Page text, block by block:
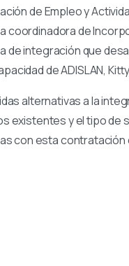
de Empleo y
de
integración que
de ADISLAN,
alternativas a la
existentes y el tipo de
con esta